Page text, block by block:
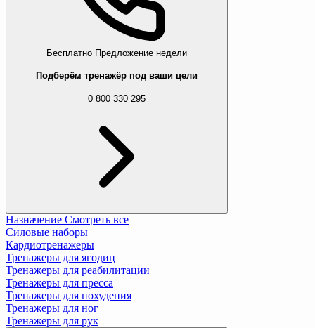
Бесплатно Предложение недели
Подберём тренажёр под ваши цели
0 800 330 295
Назначение Смотреть все
Силовые наборы
Кардиотренажеры
Тренажеры для ягодиц
Тренажеры для реабилитации
Тренажеры для пресса
Тренажеры для похудения
Тренажеры для ног
Тренажеры для рук